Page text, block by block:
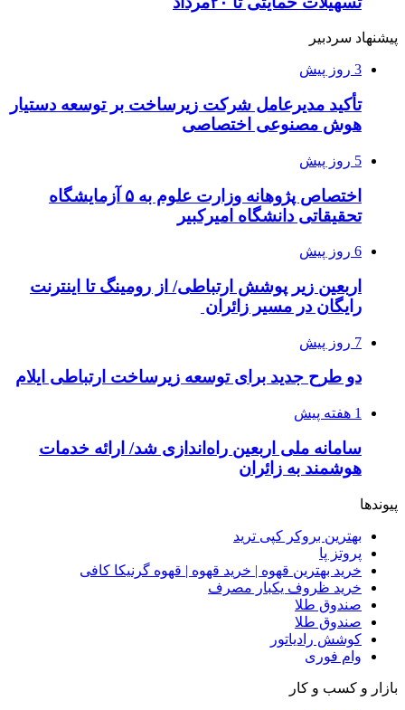
پیشنهاد سردبیر
3 روز پیش
تأکید مدیرعامل شرکت زیرساخت بر توسعه دستیار
هوش مصنوعی اختصاصی
5 روز پیش
اختصاص پژوهانه وزارت علوم به ۵ آزمایشگاه
تحقیقاتی دانشگاه امیرکبیر
6 روز پیش
اربعین زیر پوشش ارتباطی/ از رومینگ تا اینترنت
رایگان در مسیر زائران
7 روز پیش
دو طرح جدید برای توسعه زیرساخت ارتباطی ایلام
1 هفته پیش
سامانه ملی اربعین راه‌اندازی شد/ ارائه خدمات
هوشمند به زائران
پیوندها
بهترین بروکر کپی ترید
پروتز پا
خرید بهترین قهوه | خرید قهوه | قهوه گرنیکا کافی
خرید ظروف یکبار مصرف
صندوق طلا
صندوق طلا
کوشش رادیاتور
وام فوری
بازار و کسب و کار